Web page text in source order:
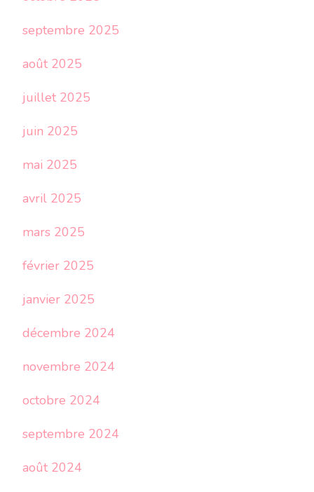
septembre 2025
août 2025
juillet 2025
juin 2025
mai 2025
avril 2025
mars 2025
février 2025
janvier 2025
décembre 2024
novembre 2024
octobre 2024
septembre 2024
août 2024